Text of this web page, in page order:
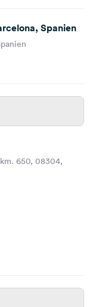
Spanien
650, 08304,